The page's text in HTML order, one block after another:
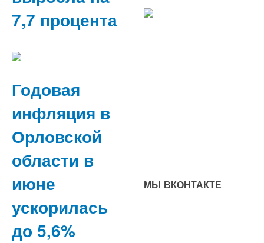
7,7 процента
Годовая
инфляция в
Орловской
области в
июне
ускорилась
до 5,6%
МЫ ВКОНТАКТЕ